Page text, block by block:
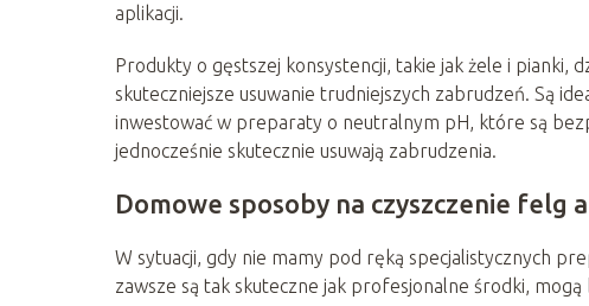
aplikacji.
Produkty o gęstszej konsystencji, takie jak żele i pianki,
skuteczniejsze usuwanie trudniejszych zabrudzeń. Są
inwestować w preparaty o neutralnym pH, które są
jednocześnie skutecznie usuwają zabrudzenia.
Domowe sposoby na czyszczenie felg
W sytuacji, gdy nie mamy pod ręką specjalistycznych
zawsze są tak skuteczne jak profesjonalne środki,